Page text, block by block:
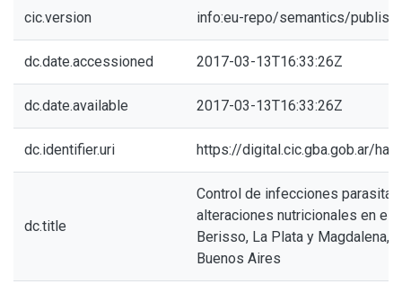
cic.version info:eu-repo/semantics/
dc.date.accessioned 2017-03-13T16:33:26Z
dc.date.available 2017-03-13T16:33:26Z
dc.identifier.uri https://digital.cic.gba.gob.ar/
dc.title
Control de infecciones
alteraciones nutricionales en
Berisso, La Plata y Magdalena,
Buenos Aires